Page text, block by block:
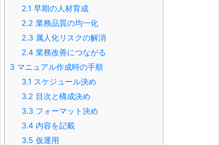
2.1 早期の人材育成
2.2 業務品質の均一化
2.3 属人化リスクの解消
2.4 業務改善につながる
3 マニュアル作成時の手順
3.1 スケジュール決め
3.2 目次と構成決め
3.3 フォーマット決め
3.4 内容を記載
3.5 仮運用